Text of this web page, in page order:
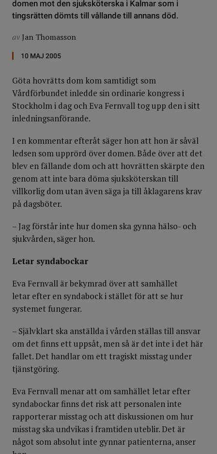
domen mot den sjuksköterska i Kalmar som i
tingsrätten dömts till vållande till annans död.
av Jan Thomasson
10 MAJ 2005
Göta hovrätts dom kom samtidigt som
Vårdförbundet inledde sin ordinarie kongress i
Stockholm i dag och Eva Fernvall tog upp den i sitt
inledningsanförande.
I en kommentar efteråt säger hon att hon är såväl
ledsen som upprörd över domen. Både över att det
blev en fällande dom och att hovrätten skärpte den
genom att inte bara döma sjuksköterskan till
villkorlig dom utan även säga ja till åklagarens krav
på dagsböter.
– Jag förstår inte hur domen ska gynna hälso- och
sjukvården, säger hon.
Letar syndabockar
Eva Fernvall är bekymrad över att samhället
letar efter en syndabock i stället för att se hur
systemet fungerar.
– Självklart ska anställda i vården ställas till ansvar
om det finns ett uppsåt, men så är det inte i det här
fallet. Det handlar om ett tragiskt misstag under
tjänstgöring.
Eva Fernvall menar att om samhället letar efter
syndabockar finns det risk att personalen inte
rapporterar misstag och att diskussionen om hur
misstag ska undvikas i framtiden uteblir. Det är
något som absolut inte gynnar patienterna, anser